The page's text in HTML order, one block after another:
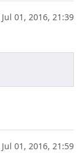
Jul 01, 2016, 21:39
Jul 01, 2016, 21:59